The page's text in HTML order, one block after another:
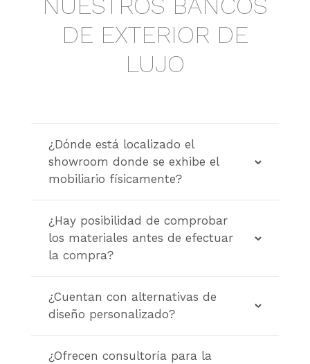
DE EXTERIOR DE
LUJO
¿Dónde está localizado el
showroom donde se exhibe el
mobiliario físicamente?
¿Hay posibilidad de comprobar
los materiales antes de efectuar
la compra?
¿Cuentan con alternativas de
diseño personalizado?
¿Ofrecen consultoría para la